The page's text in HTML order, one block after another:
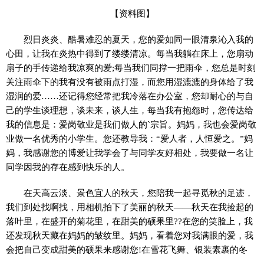
【资料图】
烈日炎炎、酷暑难忍的夏天，您的爱如同一眼清泉沁入我的
心田，让我在炎热中得到了缕缕清凉。每当我躺在床上，您扇动
扇子的手传递给我凉爽的爱;每当我们同撑一把雨伞，您总是时刻
关注雨伞下的我有没有被雨点打湿，而您用湿漉漉的身体给了我
湿润的爱……还记得您经常把我冷落在办公室，您却耐心的与自
己的学生谈理想，谈未来，谈人生，每当我有抱怨时，您传达给
我的信息是：爱岗敬业是我们做人的`宗旨。妈妈，我也会爱岗敬
业做一名优秀的小学生。您还教导我：“爱人者，人恒爱之。”妈
妈，我感谢您的博爱让我学会了与同学友好相处，我要做一名让
同学因我的存在感到快乐的人。
在天高云淡、景色宜人的秋天，您陪我一起寻觅秋的足迹，
我们到处找啊找，用相机拍下了美丽的秋天——秋天在我捡起的
落叶里，在盛开的菊花里，在甜美的硕果里??在您的笑脸上，我
还发现秋天藏在妈妈的皱纹里。妈妈，看着您对我满眼的爱，我
会把自己变成甜美的硕果来感谢您!在雪花飞舞、银装素裹的冬